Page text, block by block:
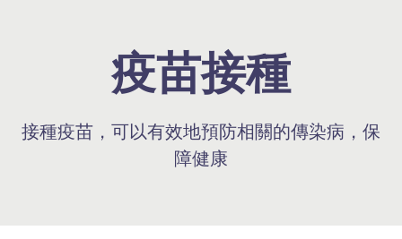
疫苗接種
接種疫苗，可以有效地預防相關的傳染病，保
障健康